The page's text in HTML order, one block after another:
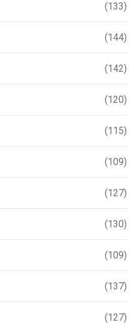
(133)
(144)
(142)
(120)
(115)
(109)
(127)
(130)
(109)
(137)
(127)